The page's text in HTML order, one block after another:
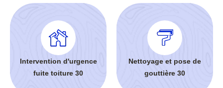
Intervention d'urgence
fuite toiture 30
Nettoyage et pose de
gouttière 30